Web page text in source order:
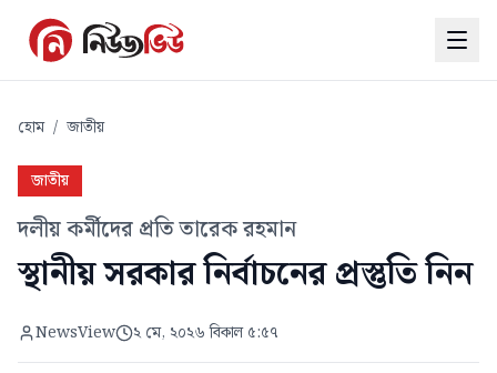
হোম / জাতীয়
জাতীয়
দলীয় কর্মীদের প্রতি তারেক রহমান
স্থানীয় সরকার নির্বাচনের প্রস্তুতি নিন
NewsView ২ মে, ২০২৬ বিকাল ৫:৫৭